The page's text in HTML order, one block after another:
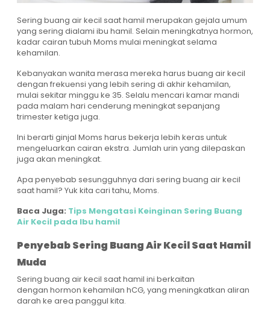
Sering buang air kecil saat hamil merupakan gejala umum
yang sering dialami ibu hamil. Selain meningkatnya hormon,
kadar cairan tubuh Moms mulai meningkat selama
kehamilan.
Kebanyakan wanita merasa mereka harus buang air kecil
dengan frekuensi yang lebih sering di akhir kehamilan,
mulai sekitar minggu ke 35. Selalu mencari kamar mandi
pada malam hari cenderung meningkat sepanjang
trimester ketiga juga.
Ini berarti ginjal Moms harus bekerja lebih keras untuk
mengeluarkan cairan ekstra. Jumlah urin yang dilepaskan
juga akan meningkat.
Apa penyebab sesungguhnya dari sering buang air kecil
saat hamil? Yuk kita cari tahu, Moms.
Baca Juga: Tips Mengatasi Keinginan Sering Buang
Air Kecil pada Ibu hamil
Penyebab Sering Buang Air Kecil Saat Hamil
Muda
Sering buang air kecil saat hamil ini berkaitan
dengan hormon kehamilan hCG, yang meningkatkan aliran
darah ke area panggul kita.